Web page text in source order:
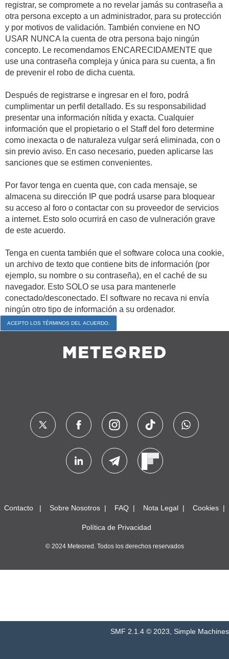
registrar, se compromete a no revelar jamás su contraseña a
otra persona excepto a un administrador, para su protección
y por motivos de validación. También conviene en NO
USAR NUNCA la cuenta de otra persona bajo ningún
concepto. Le recomendamos ENCARECIDAMENTE que
use una contraseña compleja y única para su cuenta, a fin
de prevenir el robo de dicha cuenta.
Después de registrarse e ingresar en el foro, podrá
cumplimentar un perfil detallado. Es su responsabilidad
presentar una información nítida y exacta. Cualquier
información que el propietario o el Staff del foro determine
como inexacta o de naturaleza vulgar será eliminada, con o
sin previo aviso. En caso necesario, pueden aplicarse las
sanciones que se estimen convenientes.
Por favor tenga en cuenta que, con cada mensaje, se
almacena su dirección IP que podrá usarse para bloquear
su acceso al foro o contactar con su proveedor de servicios
a internet. Esto solo ocurrirá en caso de vulneración grave
de este acuerdo.
Tenga en cuenta también que el software coloca una cookie,
un archivo de texto que contiene bits de información (por
ejemplo, su nombre o su contraseña), en el caché de su
navegador. Esto SOLO se usa para mantenerle
conectado/desconectado. El software no recava ni envía
ningún otro tipo de información a su ordenador.
Contacto Sobre Nosotros FAQ Nota Legal Cookies
Política de Privacidad
© 2024 Meteored. Todos los derechos reservados
SMF 2.1.4 © 2023 Simple Machines